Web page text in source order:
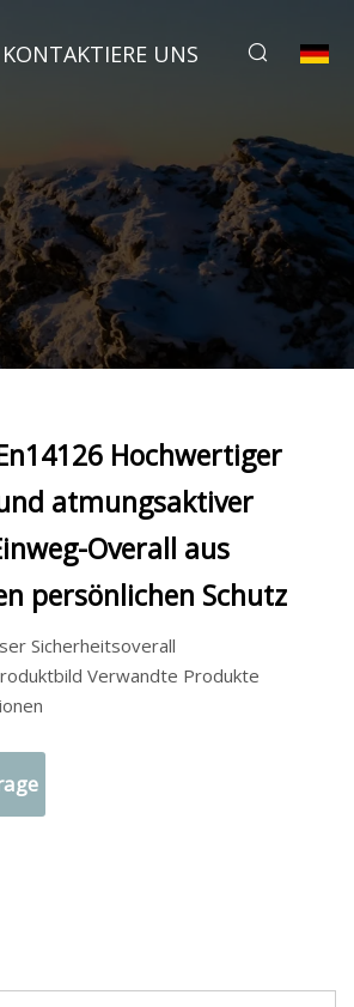
KONTAKTIERE UNS
Hochwertiger
atmungsaktiver
Overall aus
persönlichen Schutz
Sicherheitsoverall
Verwandte Produkte